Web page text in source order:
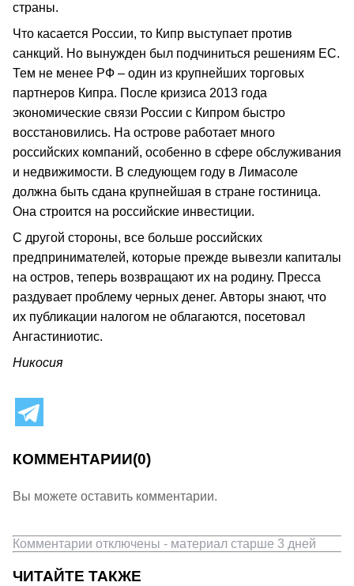
страны.
Что касается России, то Кипр выступает против
санкций. Но вынужден был подчиниться решениям ЕС.
Тем не менее РФ – один из крупнейших торговых
партнеров Кипра. После кризиса 2013 года
экономические связи России с Кипром быстро
восстановились. На острове работает много
российских компаний, особенно в сфере обслуживания
и недвижимости. В следующем году в Лимасоле
должна быть сдана крупнейшая в стране гостиница.
Она строится на российские инвестиции.
С другой стороны, все больше российских
предпринимателей, которые прежде вывезли капиталы
на остров, теперь возвращают их на родину. Пресса
раздувает проблему черных денег. Авторы знают, что
их публикации налогом не облагаются, посетовал
Ангастиниотис.
Никосия
КОММЕНТАРИИ(0)
Вы можете оставить комментарии.
Комментарии отключены - материал старше 3 дней
ЧИТАЙТЕ ТАКЖЕ